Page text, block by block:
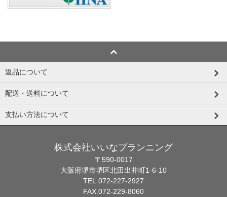
返品について
配送・送料について
支払い方法について
株式会社いいなプランニング
〒590-0017
大阪府堺市堺区北田出井町1-6-10
TEL.072-227-2927
FAX.072-229-8060